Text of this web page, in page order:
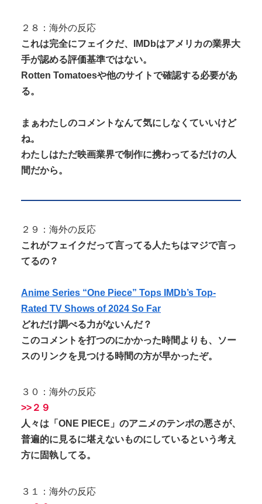
２８：海外の反応
これは完全にフェイクだ、IMDbはアメリカの業界大
手が認める評価基準ではない。
Rotten Tomatoesや他のサイトで確認する必要があ
る。
まぁわたしのコメントなんて気にしなくていいけど
ね。
わたしはただ映画業界で制作に携わってるだけの人
間だから。
２９：海外の反応
これがフェイクだって言ってる人たちはマジで言っ
てるの？
Anime Series “One Piece” Tops IMDb’s Top-
Rated TV Shows of 2024 So Far
どれだけ調べる力がないんだ？
このコメントを打つのにかかった時間よりも、ソー
スのリンクを見つける時間の方が早かったぞ。
３０：海外の反応
>>２９
人々は「ONE PIECE」のアニメのテンポの悪さが、
普遍的に見るに堪えないものにしているという考え
方に固執してる。
３１：海外の反応